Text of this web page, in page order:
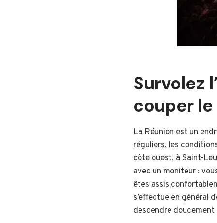
Survolez
couper
La Réunion est un
réguliers, les
côte ouest, à Saint-
avec un moniteur :
êtes assis
s’effectue en général
descendre doucement